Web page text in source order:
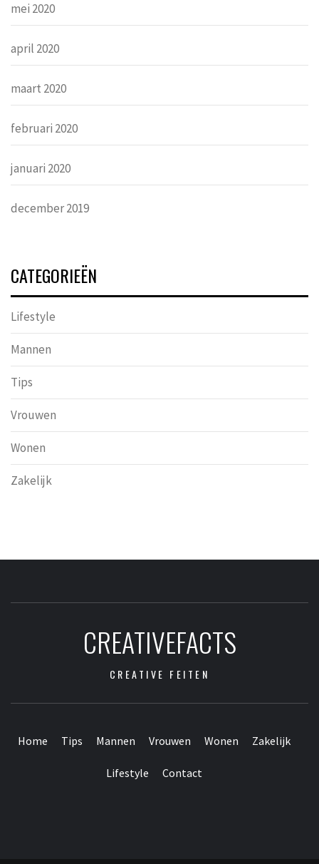
mei 2020
april 2020
maart 2020
februari 2020
januari 2020
december 2019
CATEGORIEËN
Lifestyle
Mannen
Tips
Vrouwen
Wonen
Zakelijk
CREATIVEFACTS
CREATIVE FEITEN
Home Tips Mannen Vrouwen Wonen Zakelijk
Lifestyle Contact